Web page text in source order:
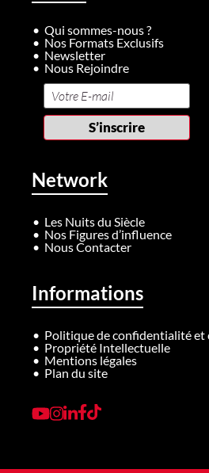
Qui sommes-nous ?
Nos Formats Exclusifs
Newsletter
Nous Rejoindre
Network
Les Nuits du Siècle
Nos Figures d’influence
Nous Contacter
Informations
Politique de confidentialité et
Propriété Intellectuelle
Mentions légales
Plan du site